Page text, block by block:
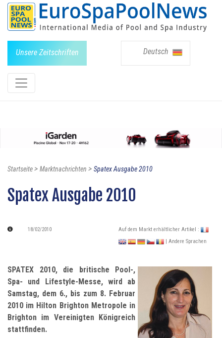
Unsere Zeitschriften Deutsch
Startseite> Marktnachrichten > Spatex Ausgabe 2010
Spatex Ausgabe 2010
18/02/2010
Auf dem Markt erhältlicher Artikel :
| Andere Sprachen
SPATEX 2010, die britische Pool-,
Spa- und Lifestyle-Messe, wird ab
Samstag, dem 6., bis zum 8. Februar
2010 im Hilton Brighton Metropole in
Brighton im Vereinigten Königreich
stattfinden.